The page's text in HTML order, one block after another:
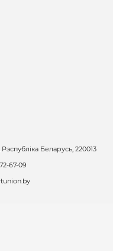
Беларусь, 220013
67-09